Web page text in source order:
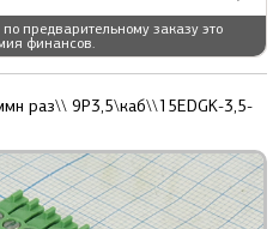
предварительному заказу это
финансов.
раз\\ 9P3,5\каб\\15EDGK-3,5-